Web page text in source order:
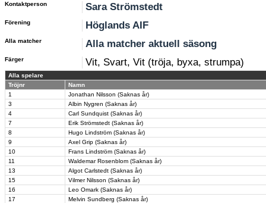
Kontaktperson Sara Strömstedt
Förening Höglands AIF
Alla matcher Alla matcher aktuell säsong
Färger Vit, Svart, Vit (tröja, byxa, strumpa)
Alla spelare
Tröjnr
Namn
1
Jonathan Nilsson (Saknas år)
3
Albin Nygren (Saknas år)
4
Carl Sundquist (Saknas år)
7
Erik Strömstedt (Saknas år)
8
Hugo Lindström (Saknas år)
9
Axel Grip (Saknas år)
10
Frans Lindström (Saknas år)
11
Waldemar Rosenblom (Saknas år)
13
Algot Carlstedt (Saknas år)
15
Vilmer Nilsson (Saknas år)
16
Leo Omark (Saknas år)
17
Melvin Sundberg (Saknas år)